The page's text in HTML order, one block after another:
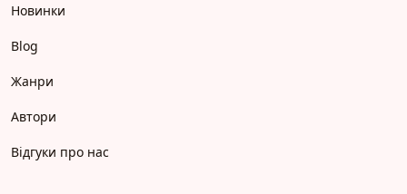
Новинки
Blog
Жанри
Автори
Відгуки про нас